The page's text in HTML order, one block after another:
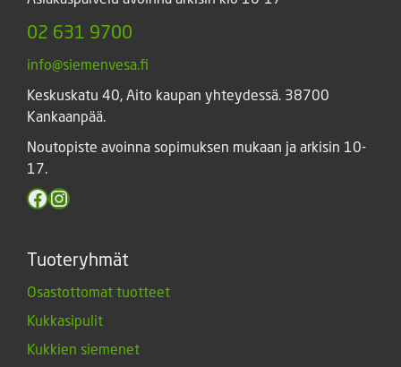
02 631 9700
info@siemenvesa.fi
Keskuskatu 40, Aito kaupan yhteydessä. 38700
Kankaanpää.
Noutopiste avoinna sopimuksen mukaan ja arkisin 10-
17.
Facebook
Instagram
Tuoteryhmät
Osastottomat tuotteet
Kukkasipulit
Kukkien siemenet